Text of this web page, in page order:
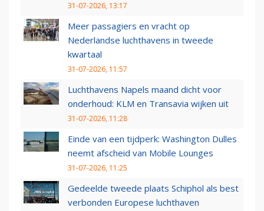
31-07-2026, 13:17
Meer passagiers en vracht op
Nederlandse luchthavens in tweede
kwartaal
31-07-2026, 11:57
Luchthavens Napels maand dicht voor
onderhoud: KLM en Transavia wijken uit
31-07-2026, 11:28
Einde van een tijdperk: Washington Dulles
neemt afscheid van Mobile Lounges
31-07-2026, 11:25
Gedeelde tweede plaats Schiphol als best
verbonden Europese luchthaven